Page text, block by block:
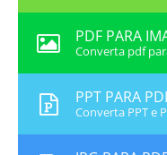
PDF PARA
Converta pdf
PPT PARA
Converta PPT e